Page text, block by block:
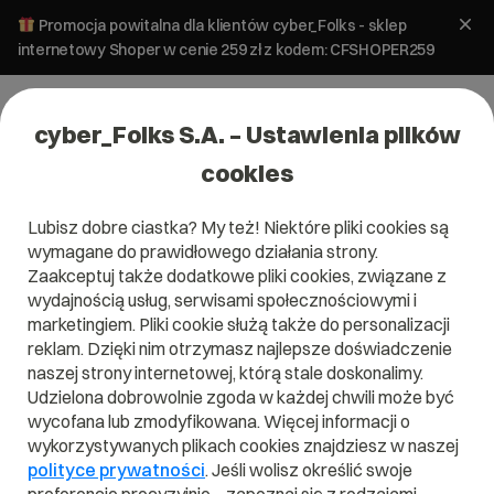
Promocja powitalna dla klientów cyber_Folks - sklep
internetowy Shoper w cenie 259 zł z kodem: CFSHOPER259
Pomoc»Poczta»Zmiana konfiguracji skrzynki mailowej w
Mozilla Thunderbird
Zmiana konfiguracji skrzynki
mailowej w Mozilla Thunderbird
Poczta
Konfiguracja
programów
pocztowych
cyber_Folks S.A. – Ustawienia plików
cookies
Lubisz dobre ciastka? My też! Niektóre pliki cookies są
wymagane do prawidłowego działania strony.
Zaakceptuj także dodatkowe pliki cookies, związane z
wydajnością usług, serwisami społecznościowymi i
marketingiem. Pliki cookie służą także do personalizacji
reklam. Dzięki nim otrzymasz najlepsze doświadczenie
naszej strony internetowej, którą stale doskonalimy.
Udzielona dobrowolnie zgoda w każdej chwili może być
wycofana lub zmodyfikowana. Więcej informacji o
wykorzystywanych plikach cookies znajdziesz w naszej
polityce prywatności. Jeśli wolisz określić swoje